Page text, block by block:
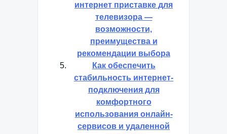
интернет приставке для
телевизора —
возможности,
преимущества и
рекомендации выбора
Как обеспечить
стабильность интернет-
подключения для
комфортного
использования онлайн-
сервисов и удаленной